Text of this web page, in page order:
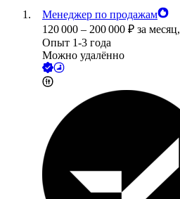
Менеджер по продажам
120 000 – 200 000 ₽ за месяц,
Опыт 1-3 года
Можно удалённо